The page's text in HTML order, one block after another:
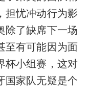
担忧冲动行为影
除了缺席下一场
至有可能因为面
杯小组赛，这对
国家队无疑是个